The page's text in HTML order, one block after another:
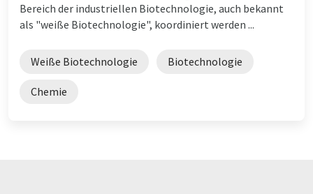
Bereich der industriellen Biotechnologie, auch bekannt
als "weiße Biotechnologie", koordiniert werden ...
Weiße Biotechnologie Biotechnologie
Chemie